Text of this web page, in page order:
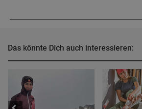
Das könnte Dich auch interessieren: